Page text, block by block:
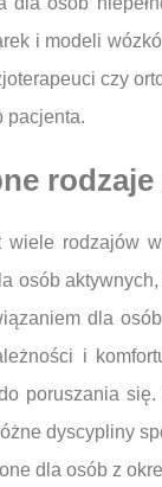
i modeli
czy
pacjenta.
wiele rodzajów
osób
dla
i
poruszania
dyscypliny
dla osób z